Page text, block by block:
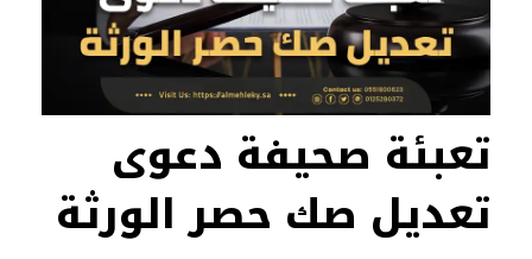
تعبئة صحيفة دعوى
تعديل صك حصر الورثة